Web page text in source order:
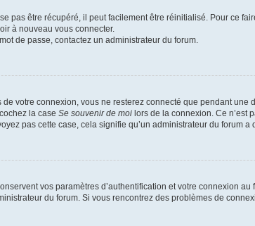
pas être récupéré, il peut facilement être réinitialisé. Pour ce
à nouveau vous connecter.
de passe, contactez un administrateur du forum.
de votre connexion, vous ne resterez connecté que pendant une
la case Se souvenir de moi lors de la connexion. Ce n’est
pas cette case, cela signifie qu’un administrateur du forum a
vos paramètres d’authentification et votre connexion
du forum. Si vous rencontrez des problèmes de